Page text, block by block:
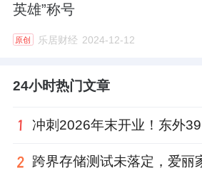
通，整合物业会议室、活动室
合专业教育机构，在社区内提
了解到有独居老人因为腿脚不
艳颖也会安排客服人员每周
英雄”称号
原创 乐居财经 2024-12-12
24小时热门文章